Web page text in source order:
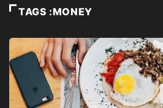
TAGS :MONEY